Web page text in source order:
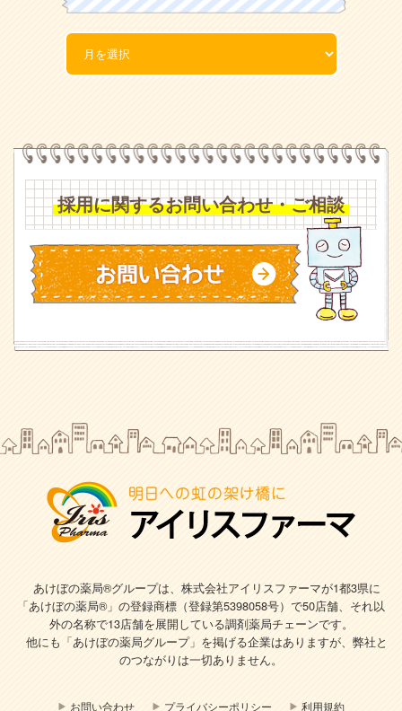
採用に関するお問い合わせ・ご相談
あけぼの薬局®グループは、株式会社アイリスファーマが1都3県に
「あけぼの薬局®」の登録商標（登録第5398058号）で50店舗、それ以
外の名称で13店舗を展開している調剤薬局チェーンです。
他にも「あけぼの薬局グループ」を掲げる企業はありますが、弊社と
のつながりは一切ありません。
お問い合わせ プライバシーポリシー 利用規約